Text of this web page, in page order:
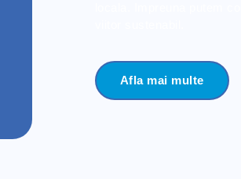
Afla mai multe